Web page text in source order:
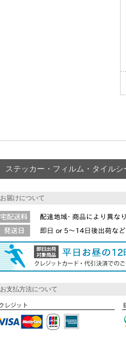
ステッカー・フィルム・タイルシ
お届けについて
お支払方法について